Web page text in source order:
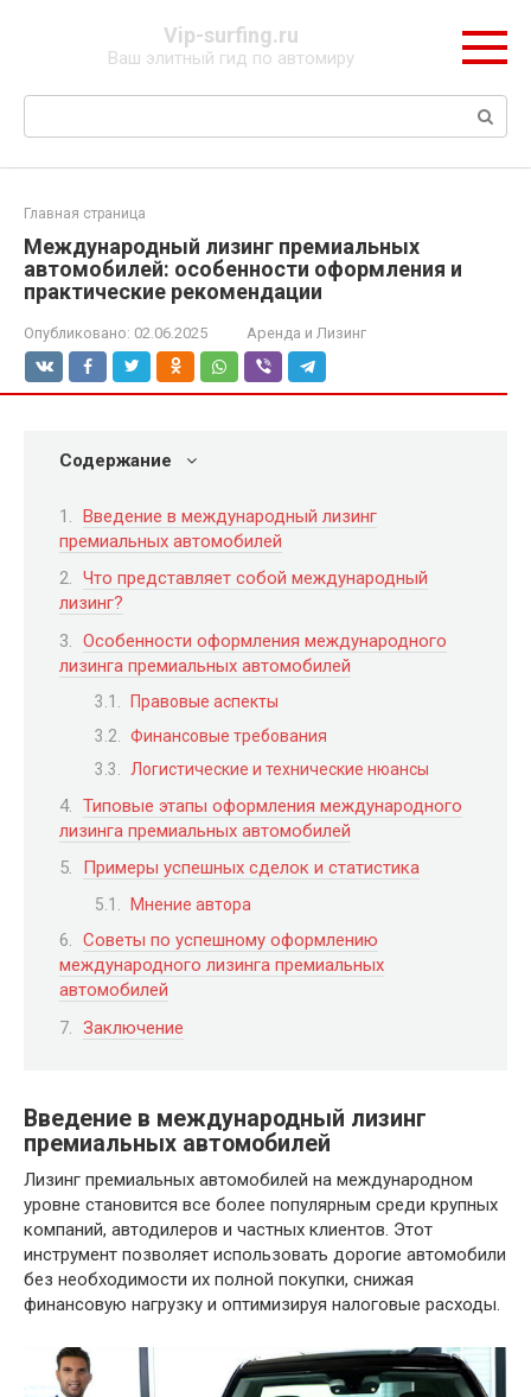
Vip-surfing.ru
Ваш элитный гид по автомиру
Поиск:
Главная страница
Международный лизинг премиальных
автомобилей: особенности оформления и
практические рекомендации
Опубликовано: 02.06.2025 Аренда и Лизинг
Содержание
Введение в международный лизинг
премиальных автомобилей
Что представляет собой международный
лизинг?
Особенности оформления международного
лизинга премиальных автомобилей
Правовые аспекты
Финансовые требования
Логистические и технические нюансы
Типовые этапы оформления международного
лизинга премиальных автомобилей
Примеры успешных сделок и статистика
Мнение автора
Советы по успешному оформлению
международного лизинга премиальных
автомобилей
Заключение
Введение в международный лизинг
премиальных автомобилей
Лизинг премиальных автомобилей на международном
уровне становится все более популярным среди крупных
компаний, автодилеров и частных клиентов. Этот
инструмент позволяет использовать дорогие автомобили
без необходимости их полной покупки, снижая
финансовую нагрузку и оптимизируя налоговые расходы.